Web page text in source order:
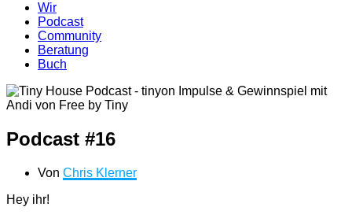
Wir
Podcast
Community
Beratung
Buch
Podcast #16
Von Chris Klerner
Hey ihr!